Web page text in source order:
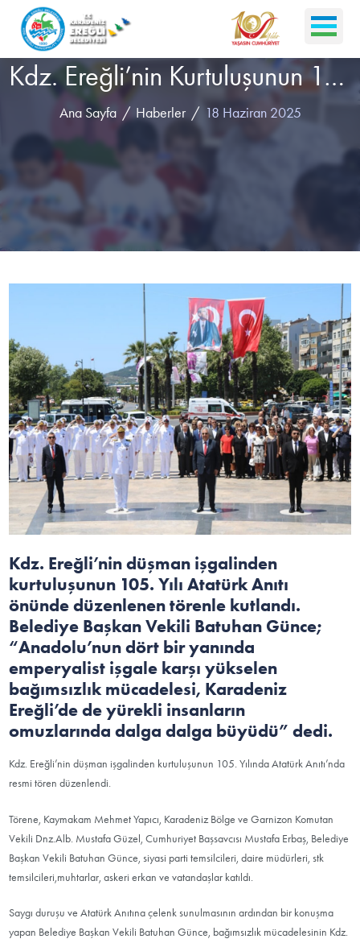
Kdz. Ereğli’nin Kurtuluşunun 105. Yılı Törenle Kutlandı
Ana Sayfa Haberler 18 Haziran 2025
Kdz. Ereğli’nin düşman işgalinden
kurtuluşunun 105. Yılı Atatürk Anıtı
önünde düzenlenen törenle kutlandı.
Belediye Başkan Vekili Batuhan Günce;
“Anadolu’nun dört bir yanında
emperyalist işgale karşı yükselen
bağımsızlık mücadelesi, Karadeniz
Ereğli’de de yürekli insanların
omuzlarında dalga dalga büyüdü” dedi.
Kdz. Ereğli’nin düşman işgalinden kurtuluşunun 105. Yılında Atatürk Anıtı’nda
resmi tören düzenlendi.
Törene, Kaymakam Mehmet Yapıcı, Karadeniz Bölge ve Garnizon Komutan
Vekili Dnz.Alb. Mustafa Güzel, Cumhuriyet Başsavcısı Mustafa Erbaş, Belediye
Başkan Vekili Batuhan Günce, siyasi parti temsilcileri, daire müdürleri, stk
temsilcileri,muhtarlar, askeri erkan ve vatandaşlar katıldı.
Saygı duruşu ve Atatürk Anıtına çelenk sunulmasının ardından bir konuşma
yapan Belediye Başkan Vekili Batuhan Günce, bağımsızlık mücadelesinin Kdz.